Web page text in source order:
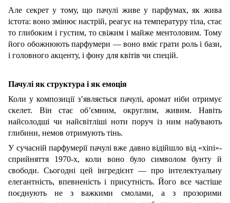
Але секрет у тому, що пачулі живе у парфумах, як жива
істота: воно змінює настрій, реагує на температуру тіла, стає
то глибоким і густим, то свіжим і майже ментоловим. Тому
його обожнюють парфумери — воно вміє грати роль і бази,
і головного акценту, і фону для квітів чи спецій.
Пачулі як структура і як емоція
Коли у композиції з’являється пачулі, аромат ніби отримує
скелет. Він стає об’ємним, округлим, живим. Навіть
найсолодші чи найсвітліші ноти поруч із ним набувають
глибини, немов отримують тінь.
У сучасній парфумерії пачулі вже давно відійшло від «хіпі»-
сприйняття 1970-х, коли воно було символом бунту й
свободи. Сьогодні цей інгредієнт — про інтелектуальну
елегантність, впевненість і присутність. Його все частіше
поєднують не з важкими смолами, а з прозорими